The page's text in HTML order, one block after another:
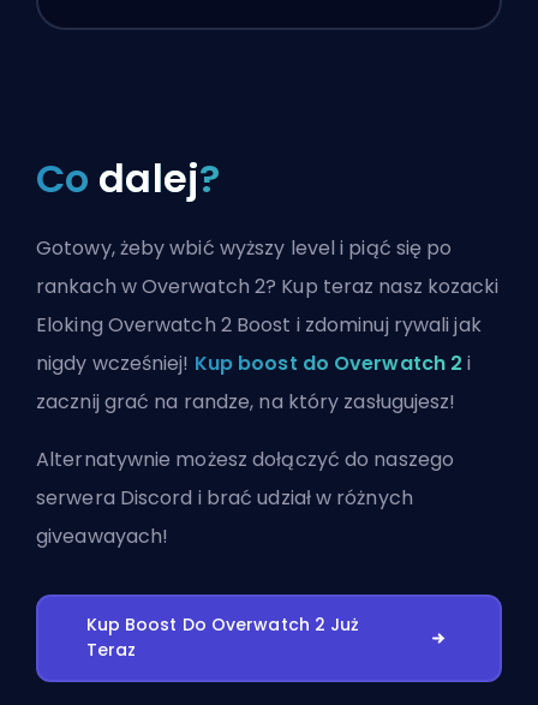
Co dalej?
Gotowy, żeby wbić wyższy level i piąć się po
rankach w Overwatch 2? Kup teraz nasz kozacki
Eloking Overwatch 2 Boost i zdominuj rywali jak
nigdy wcześniej! Kup boost do Overwatch 2 i
zacznij grać na randze, na który zasługujesz!
Alternatywnie możeszdołączyć do naszego
serwera Discord i brać udział w różnych
giveawayach!
Kup Boost Do Overwatch 2 Już
Teraz